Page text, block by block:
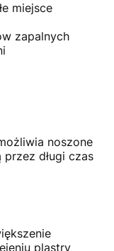
miejsce
zapalnych
noszone
długi czas
plastry